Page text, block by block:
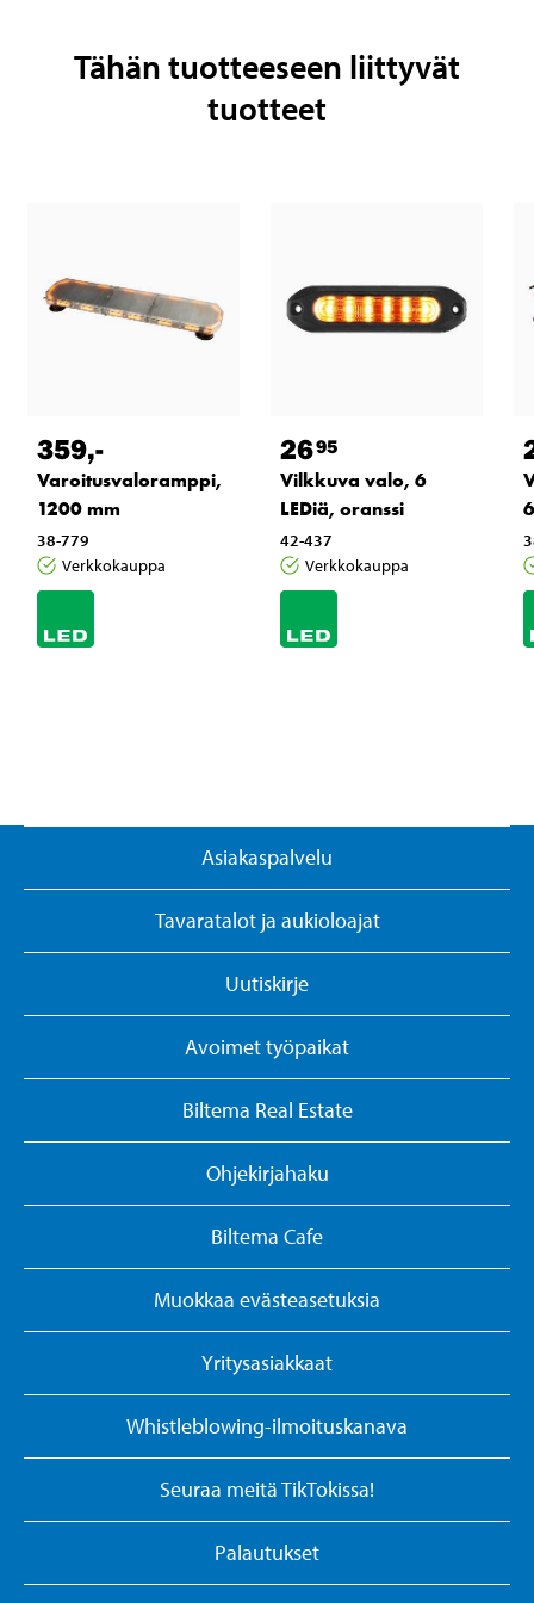
Tähän tuotteeseen liittyvät
tuotteet
359,-
Varoitusvaloramppi,
1200 mm
38-779
Verkkokauppa
2695
Vilkkuva valo, 6
LEDiä, oranssi
42-437
Verkkokauppa
Asiakaspalvelu
Tavaratalot ja aukioloajat
Uutiskirje
Avoimet työpaikat
Biltema Real Estate
Ohjekirjahaku
Biltema Cafe
Muokkaa evästeasetuksia
Yritysasiakkaat
Whistleblowing-ilmoituskanava
Seuraa meitä TikTokissa!
Palautukset